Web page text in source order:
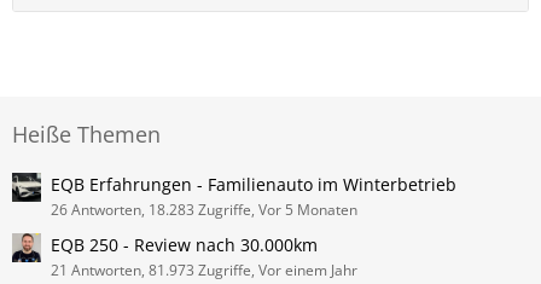
Heiße Themen
EQB Erfahrungen - Familienauto im Winterbetrieb
26 Antworten, 18.283 Zugriffe, Vor 5 Monaten
EQB 250 - Review nach 30.000km
21 Antworten, 81.973 Zugriffe, Vor einem Jahr